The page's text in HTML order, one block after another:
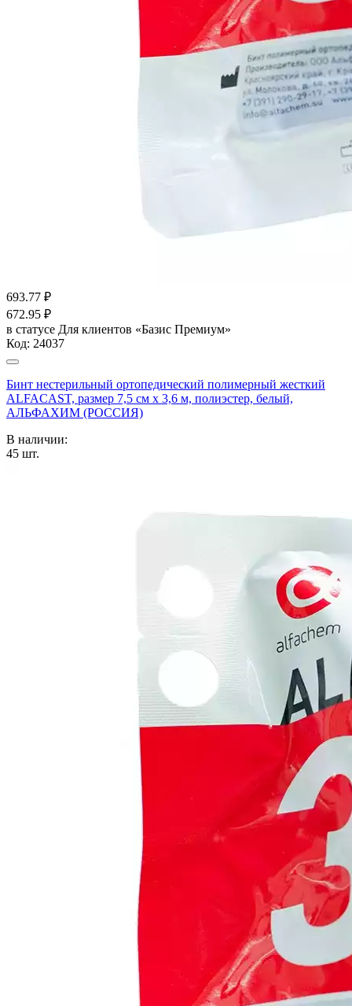
693.77 ₽
672.95 ₽
в статусе Для клиентов «Базис Премиум»
Код: 24037
Бинт нестерильный ортопедический полимерный жесткий
ALFACAST, размер 7,5 см х 3,6 м, полиэстер, белый,
АЛЬФАХИМ (РОССИЯ)
В наличии:
45 шт.